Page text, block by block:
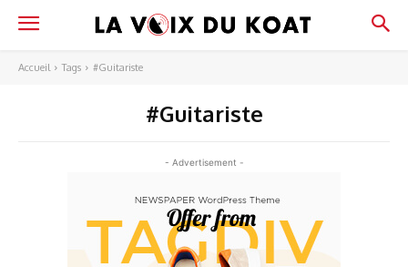
Accueil Tags #Guitariste
#Guitariste
- Advertisement -